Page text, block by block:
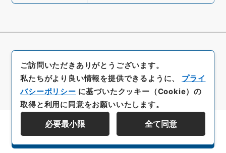
資料群階層を表示する
ご訪問いただきありがとうございます。
私たちがより良い情報を提供できるように、 プライ
バシーポリシー に基づいたクッキー（Cookie）の
取得と利用に同意をお願いいたします。
必要最小限 全て同意